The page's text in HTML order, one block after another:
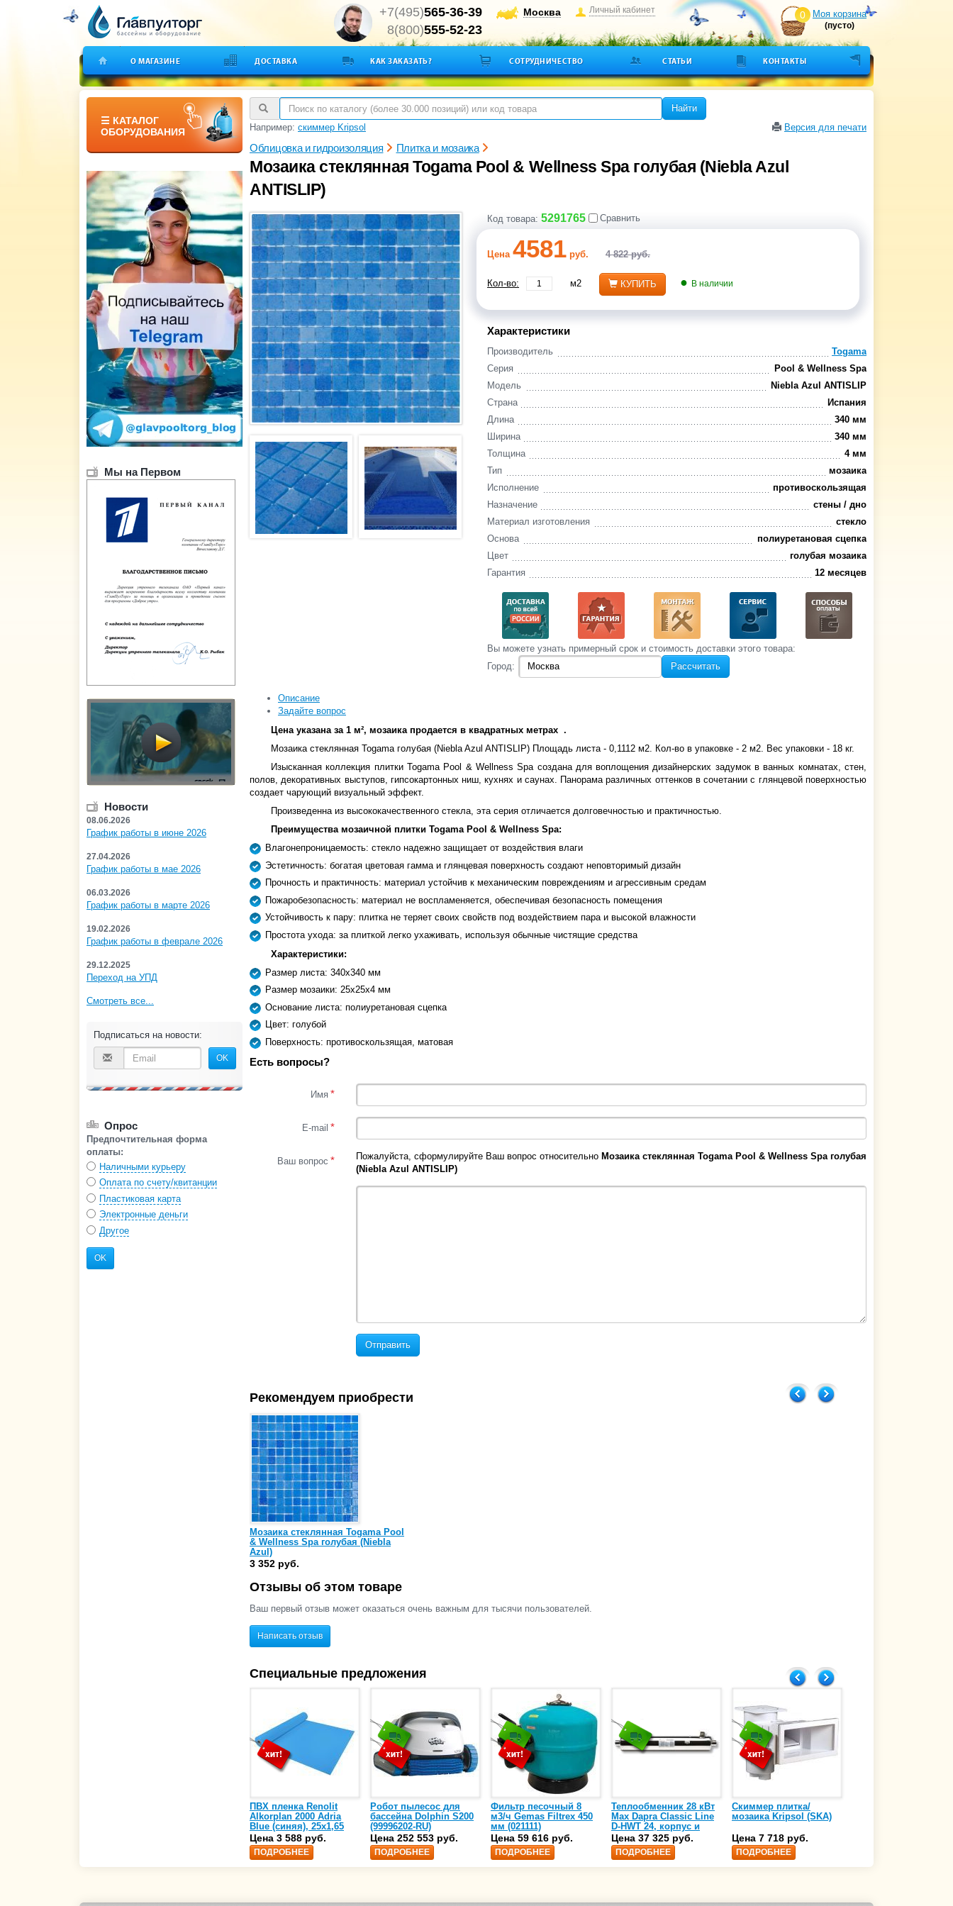
+7(495)565-36-39
8(800)555-52-23
Москва Личный кабинет 0 Моя корзина
(пусто)
О МАГАЗИНЕ ДОСТАВКА КАК ЗАКАЗАТЬ? СОТРУДНИЧЕСТВО СТАТЬИ КОНТАКТЫ
☰ КАТАЛОГ
ОБОРУДОВАНИЯ
Мы на Первом
Новости
08.06.2026
График работы в июне 2026
27.04.2026
График работы в мае 2026
06.03.2026
График работы в марте 2026
19.02.2026
График работы в феврале 2026
29.12.2025
Переход на УПД
Смотреть все...
Подписаться на новости:
OK
Опрос
Предпочтительная форма
оплаты:
Наличными курьеру
Оплата по счету/квитанции
Пластиковая карта
Электронные деньги
Другое
OK
Найти
Например: скиммер Kripsol Версия для печати
Облицовка и гидроизоляция Плитка и мозаика
Мозаика стеклянная Togama Pool & Wellness Spa голубая (Niebla Azul
ANTISLIP)
Код товара: 5291765 Сравнить
Цена 4581 руб. 4 822 руб.
Кол-во: м2 КУПИТЬ В наличии
Характеристики
Togama
Производитель
Pool & Wellness Spa
Серия
Niebla Azul ANTISLIP
Модель
Испания
Страна
340 мм
Длина
340 мм
Ширина
4 мм
Толщина
мозаика
Тип
противоскользящая
Исполнение
стены / дно
Назначение
стекло
Материал изготовления
полиуретановая сцепка
Основа
голубая мозаика
Цвет
12 месяцев
Гарантия
Вы‌ можете‌ узнать‌ примерный срок и стоимость‌ доставки этого товара:
Город:
Рассчитать
Описание
Задайте вопрос
Цена указана за 1 м², мозаика продается в квадратных метрах .
Мозаика стеклянная Togama голубая (Niebla Azul ANTISLIP) Площадь листа - 0,1112 м2. Кол-во в упаковке - 2 м2. Вес упаковки - 18 кг.
Изысканная коллекция плитки Togama Pool & Wellness Spa создана для воплощения дизайнерских задумок в ванных комнатах, стен,
полов, декоративных выступов, гипсокартонных ниш, кухнях и саунах. Панорама различных оттенков в сочетании с глянцевой поверхностью
создает чарующий визуальный эффект.
Произведенна из высококачественного стекла, эта серия отличается долговечностью и практичностью.
Преимущества мозаичной плитки Togama Pool & Wellness Spa:
Влагонепроницаемость: стекло надежно защищает от воздействия влаги
Эстетичность: богатая цветовая гамма и глянцевая поверхность создают неповторимый дизайн
Прочность и практичность: материал устойчив к механическим повреждениям и агрессивным средам
Пожаробезопасность: материал не воспламеняется, обеспечивая безопасность помещения
Устойчивость к пару: плитка не теряет своих свойств под воздействием пара и высокой влажности
Простота ухода: за плиткой легко ухаживать, используя обычные чистящие средства
Характеристики:
Размер листа: 340x340 мм
Размер мозаики: 25х25х4 мм
Основание листа: полиуретановая сцепка
Цвет: голубой
Поверхность: противоскользящая, матовая
Есть вопросы?
Имя *
E-mail *
Ваш вопрос * Пожалуйста, сформулируйте Ваш вопрос относительно Мозаика стеклянная Togama Pool & Wellness Spa голубая
(Niebla Azul ANTISLIP)
Отправить
Рекомендуем приобрести
Мозаика стеклянная Togama Pool
& Wellness Spa голубая (Niebla
Azul)
3 352 руб.
Отзывы об этом товаре
Ваш первый отзыв может оказаться очень важным для тысячи пользователей.
Написать отзыв
Специальные предложения
ПВХ пленка Renolit
Alkorplan 2000 Adria
Blue (синяя), 25х1,65
(35216203)
Цена 3 588 руб.
ПОДРОБНЕЕ
Робот пылесос для
бассейна Dolphin S200
(99996202-RU)
Цена 252 553 руб.
ПОДРОБНЕЕ
Фильтр песочный 8
м3/ч Gemas Filtrex 450
мм (021111)
Цена 59 616 руб.
ПОДРОБНЕЕ
Теплообменник 28 кВт
Max Dapra Classic Line
D-HWT 24, корпус и
спираль нержавеющая
сталь AISI-316 (10 01
25)
Цена 37 325 руб.
ПОДРОБНЕЕ
Скиммер плитка/
мозаика Kripsol (SKA)
Цена 7 718 руб.
ПОДРОБНЕЕ